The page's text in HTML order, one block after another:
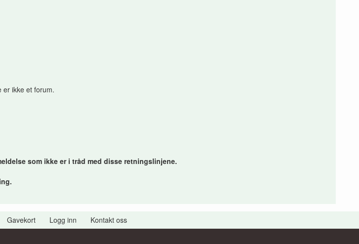
er ikke et forum.
som ikke er i tråd med disse retningslinjene.
Gavekort Logg inn Kontakt oss